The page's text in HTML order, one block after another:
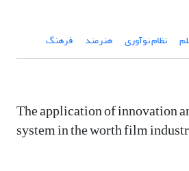
نظام نوآوری هنرمند فرهنگ
The application of innovation
system in the worth film